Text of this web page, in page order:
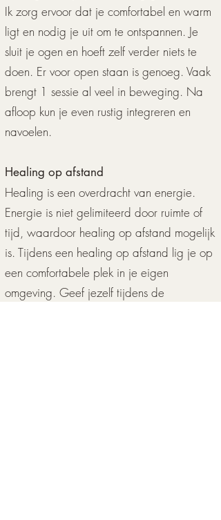
Ik zorg ervoor dat je comfortabel en warm
ligt en nodig je uit om te ontspannen. Je
sluit je ogen en hoeft zelf verder niets te
doen. Er voor open staan is genoeg. Vaak
brengt 1 sessie al veel in beweging. Na
afloop kun je even rustig integreren en
navoelen.
Healing op afstand
Healing is een overdracht van energie.
Energie is niet gelimiteerd door ruimte of
tijd, waardoor healing op afstand mogelijk
is. Tijdens een healing op afstand lig je op
een comfortabele plek in je eigen
omgeving. Geef jezelf tijdens de